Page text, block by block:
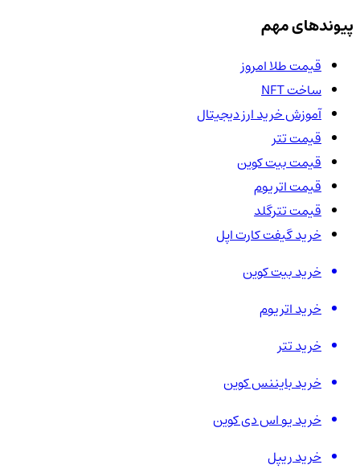
پیوندهای مهم
قیمت طلا امروز
ساخت NFT
آموزش خرید ارز دیجیتال
قیمت تتر
قیمت بیت کوین
قیمت اتریوم
قیمت تترگلد
خرید گیفت کارت اپل
خرید بیت کوین
خرید اتریوم
خرید تتر
خرید بایننس کوین
خرید یو اس دی کوین
خرید ریپل